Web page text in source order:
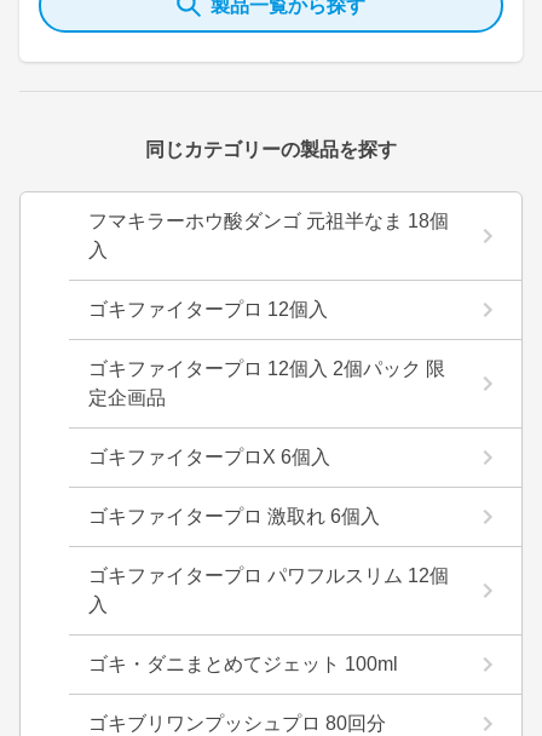
製品一覧から探す
同じカテゴリーの製品を探す
フマキラーホウ酸ダンゴ 元祖半なま 18個
入
ゴキファイタープロ 12個入
ゴキファイタープロ 12個入 2個パック 限
定企画品
ゴキファイタープロX 6個入
ゴキファイタープロ 激取れ 6個入
ゴキファイタープロ パワフルスリム 12個
入
ゴキ・ダニまとめてジェット 100ml
ゴキブリワンプッシュプロ 80回分